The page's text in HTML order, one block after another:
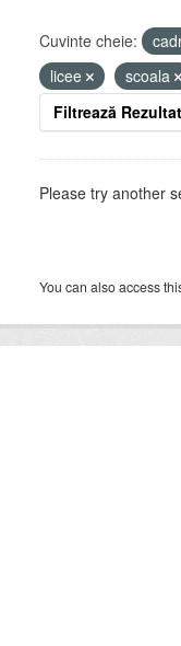
Cuvinte cheie:
licee
scoala
Filtrează
Please try another
You can also access